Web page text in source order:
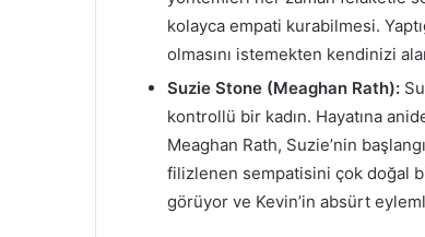
kolayca empati kurabilmesi.
olmasını istemekten kendinizi
Suzie Stone (Meaghan Rath):
kontrollü bir kadın. Hayatına
Meaghan Rath, Suzie’nin
filizlenen sempatisini çok doğal
görüyor ve Kevin’in absürt